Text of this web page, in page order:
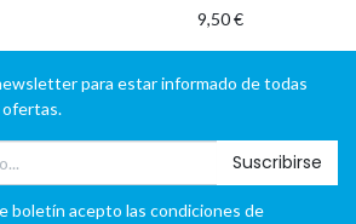
9,50€
para estar informado de todas
ofertas.
Suscribirse
boletín acepto las condiciones de